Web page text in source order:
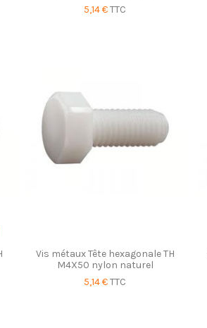
5,14 €TTC
Vis métaux Tête hexagonale TH
M4X50 nylon naturel
5,14 €TTC